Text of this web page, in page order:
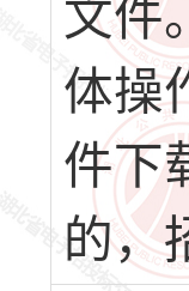
文件
体操
件下
的，